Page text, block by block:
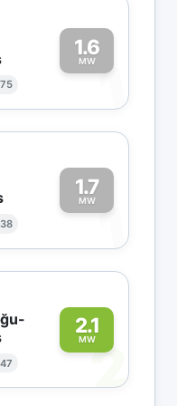
1.6
MW1
1.7
MW1
2.1
MW2